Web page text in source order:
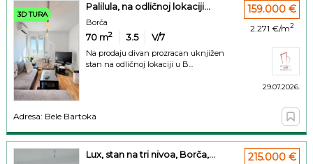
3D TURA
Palilula, na odličnoj lokaciji...
Borča
70 m2 3.5 V/7
Na prodaju divan prozracan uknjižen
stan na odličnoj lokaciji u B...
159.000 €
2.271 €/m2
29.07.2026.
Adresa: Bele Bartoka
Lux, stan na tri nivoa, Borča,... 215.000 €